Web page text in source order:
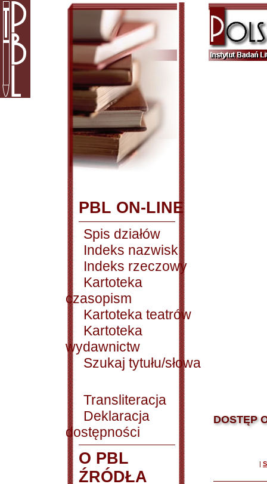
PBL ON-LINE
Spis działów
Indeks nazwisk
Indeks rzeczowy
Kartoteka
czasopism
Kartoteka teatrów
Kartoteka
wydawnictw
Szukaj tytułu/słowa
Transliteracja
Deklaracja
dostępności
O PBL
ŹRÓDŁA
DOSTĘP
|